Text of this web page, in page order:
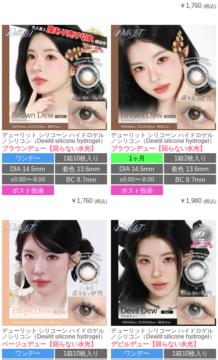
￥1,760(税込)
デューリット シリコーン ハイドロゲル
／シリコン（Dewlit silicone hydrogel）
ブラウンデュー【回らない水光】
ワンデー
1箱10枚入り
DIA 14.5mm
着色 13.6mm
±0.00〜-8.00
BC 8.7mm
ポスト投函
￥1,760(税込)
デューリット シリコーン ハイドロゲル
／シリコン（Dewlit silicone hydrogel）
ブラウンデュー【回らない水光】
1ヶ月
1箱2枚入り
DIA 14.5mm
着色 13.6mm
±0.00〜-8.00
BC 8.7mm
ポスト投函
￥1,980(税込)
デューリット シリコーン ハイドロゲル
／シリコン（Dewlit silicone hydrogel）
ベージュデュー【回らない水光】
ワンデー
1箱10枚入り
デューリット シリコーン ハイドロゲル
／シリコン（Dewlit silicone hydrogel）
デビルデュー【回らない水光】
ワンデー
1箱10枚入り